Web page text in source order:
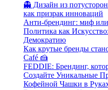
👻 Дизайн из
как призрак инноваций
Анти-брендинг: миф или
Политика как
Демократию
Как крутые бренды
Café 🍰
FEDDIE: Брендинг,
Создайте Уникальные
Кофейной Чашки в